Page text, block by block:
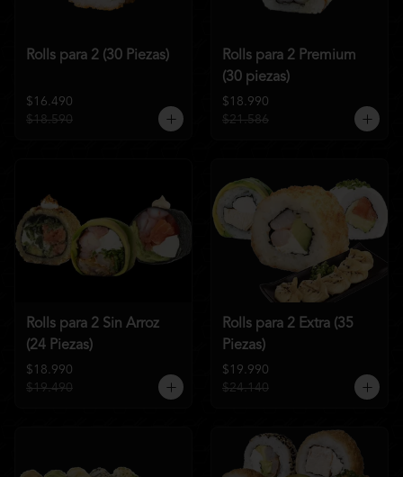
Rolls para 2 (30 Piezas)
$16.490
$18.590
Rolls para 2 Premium
(30 piezas)
$18.990
$21.586
Rolls para 2 Sin Arroz
(24 Piezas)
$18.990
$19.490
Rolls para 2 Extra (35
Piezas)
$19.990
$24.140